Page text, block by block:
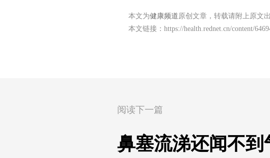
本文为健康频道原创文章，转载请附上原文
本文链接： https://health.rednet.cn/content/
阅读下一篇
鼻塞流涕还闻不